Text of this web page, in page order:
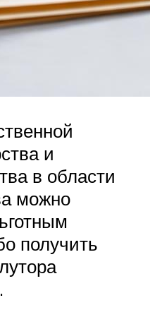
и
в области
можно
получить